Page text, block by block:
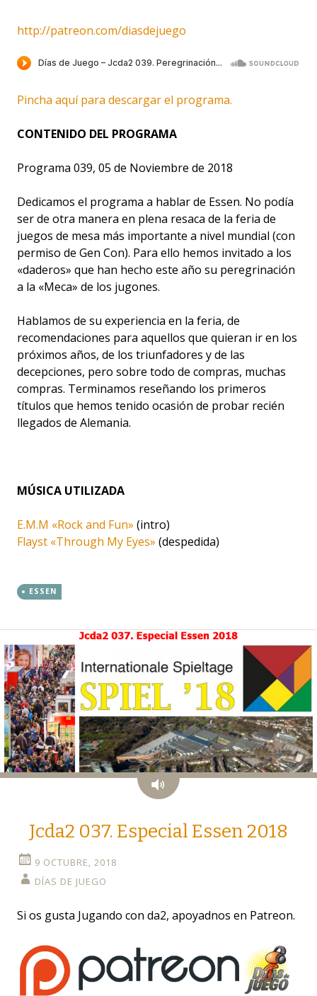
http://patreon.com/diasdejuego
Pincha aquí para descargar el programa.
CONTENIDO DEL PROGRAMA
Programa 039, 05 de Noviembre de 2018
Dedicamos el programa a hablar de Essen. No podía
ser de otra manera en plena resaca de la feria de
juegos de mesa más importante a nivel mundial (con
permiso de Gen Con). Para ello hemos invitado a los
«daderos» que han hecho este año su peregrinación
a la «Meca» de los jugones.
Hablamos de su experiencia en la feria, de
recomendaciones para aquellos que quieran ir en los
próximos años, de los triunfadores y de las
decepciones, pero sobre todo de compras, muchas
compras. Terminamos reseñando los primeros
títulos que hemos tenido ocasión de probar recién
llegados de Alemania.
MÚSICA UTILIZADA
E.M.M «Rock and Fun» (intro)
Flayst «Through My Eyes» (despedida)
ESSEN
Audio
Jcda2 037. Especial Essen 2018
9 OCTUBRE, 2018
DÍAS DE JUEGO
Si os gusta Jugando con da2, apoyadnos en Patreon.